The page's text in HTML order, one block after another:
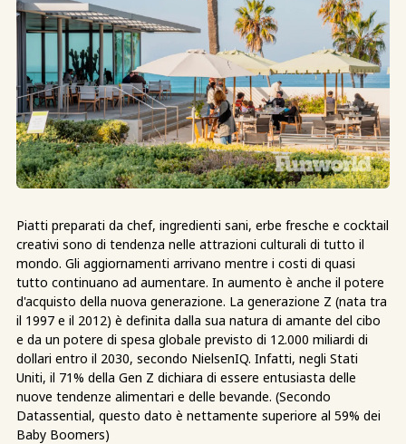
Piatti preparati da chef, ingredienti sani, erbe fresche e cocktail
creativi sono di tendenza nelle attrazioni culturali di tutto il
mondo. Gli aggiornamenti arrivano mentre i costi di quasi
tutto continuano ad aumentare. In aumento è anche il potere
d'acquisto della nuova generazione. La generazione Z (nata tra
il 1997 e il 2012) è definita dalla sua natura di amante del cibo
e da un potere di spesa globale previsto di 12.000 miliardi di
dollari entro il 2030, secondo NielsenIQ. Infatti, negli Stati
Uniti, il 71% della Gen Z dichiara di essere entusiasta delle
nuove tendenze alimentari e delle bevande. (Secondo
Datassential, questo dato è nettamente superiore al 59% dei
Baby Boomers)